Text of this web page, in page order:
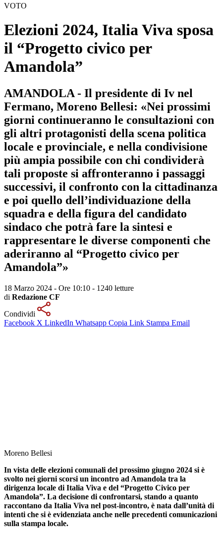
VOTO
Elezioni 2024, Italia Viva sposa
il “Progetto civico per
Amandola”
AMANDOLA - Il presidente di Iv nel
Fermano, Moreno Bellesi: «Nei prossimi
giorni continueranno le consultazioni con
gli altri protagonisti della scena politica
locale e provinciale, e nella condivisione
più ampia possibile con chi condividerà
tali proposte si affronteranno i passaggi
successivi, il confronto con la cittadinanza
e poi quello dell’individuazione della
squadra e della figura del candidato
sindaco che potrà fare la sintesi e
rappresentare le diverse componenti che
aderiranno al “Progetto civico per
Amandola”»
18 Marzo 2024 - Ore 10:10 - 1240 letture
di Redazione CF
Condividi
Facebook X LinkedIn Whatsapp Copia Link Stampa Email
Moreno Bellesi
In vista delle elezioni comunali del prossimo giugno 2024 si è
svolto nei giorni scorsi un incontro ad Amandola tra la
dirigenza locale di Italia Viva e del “Progetto Civico per
Amandola”. La decisione di confrontarsi, stando a quanto
raccontano da Italia Viva nel post-incontro, è nata dall’unità di
intenti che si è evidenziata anche nelle precedenti comunicazioni
sulla stampa locale.